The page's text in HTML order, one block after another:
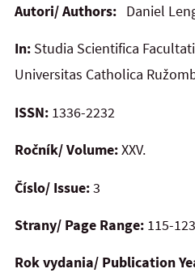
Autori/ Authors: Daniel
In: Studia Scientifica
Universitas Catholica
ISSN: 1336-2232
Ročník/ Volume:XXV.
Číslo/ Issue:3
Strany/ Page Range: 115-123
Rok vydania/ Publication